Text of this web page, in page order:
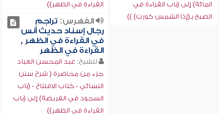
المائة) إلى (باب القراءة في
الصبح بـ(إذا الشمس كورت) ))
القراءة في الظهر))
الفهرس: تراجم
رجال إسناد حديث أنس
في القراءة في الظهر ,
القراءة في الظهر
للشيخ: عبد المحسن العباد
جزء من محاضرة ( شرح سنن
النسائي - كتاب الافتتاح - (باب
السجود في الفريضة) إلى (باب
القراءة في الظهر))